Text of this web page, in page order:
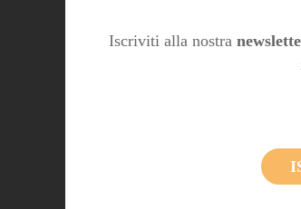
Iscriviti alla nostra